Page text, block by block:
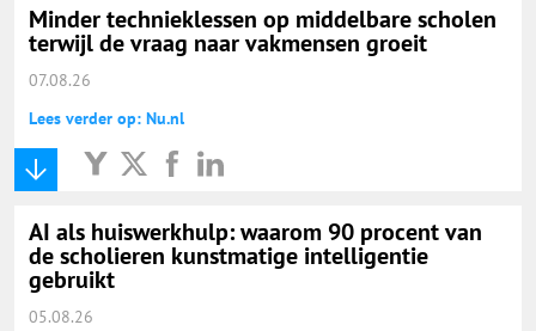
Minder technieklessen op middelbare scholen
terwijl de vraag naar vakmensen groeit
07.08.26
Lees verder op: Nu.nl
AI als huiswerkhulp: waarom 90 procent van
de scholieren kunstmatige intelligentie
gebruikt
05.08.26